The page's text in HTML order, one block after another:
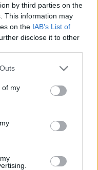
by third parties on the
This information may
on the IAB’s List of
disclose it to other
one or more Google
You may click to
its third-party tags to
in below Google
of my
zöld parkját